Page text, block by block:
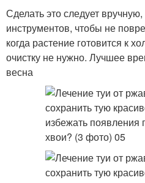
Сделать это следует
инструментов, чтобы не
когда растение готовится к
очистку не нужно. Лучшее
весна